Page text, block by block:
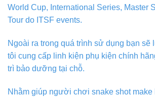
World Cup, International Series, Master
Tour do ITSF events.
Ngoài ra trong quá trình sử dụng bạn sẽ
tôi cung cấp linh kiện phụ kiện chính
trì bảo dưỡng tại chỗ.
Nhằm giúp người chơi snake shot make